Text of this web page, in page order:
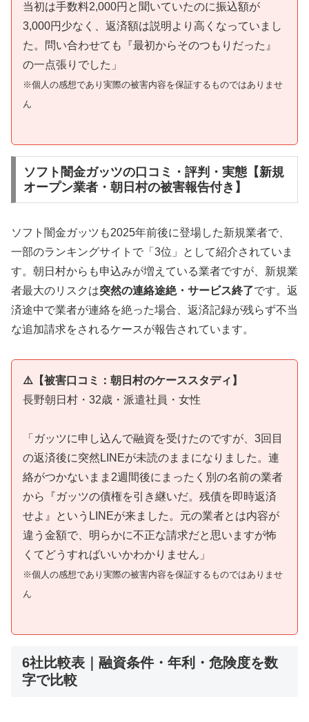
当初は手数料2,000円と聞いていたのに振込額が
3,000円少なく、返済額は説明より高くなっていまし
た。問い合わせても『最初からそのつもりだった』
の一点張りでした」
※個人の感想であり実際の被害内容を保証するものではありませ
ん
ソフト闇金ガッツの口コミ・評判・実態【新規
オープン業者・朝日村の被害報告付き】
ソフト闇金ガッツも2025年前後に登場した新規業者で、
一部のランキングサイトで「3位」として紹介されていま
す。朝日村からも申込みが増えている業者ですが、新規業
者最大のリスクは突然の連絡途絶・サービス終了です。返
済途中で業者が連絡を絶った場合、返済記録が残らず不当
な追加請求をされるケースが報告されています。
⚠️【被害口コミ：朝日村のケーススタディ】
長野朝日村・32歳・派遣社員・女性
「ガッツに申し込んで融資を受けたのですが、3回目
の返済後に突然LINEが未読のままになりました。連
絡がつかないまま2週間後にまったく別の名前の業者
から『ガッツの債権を引き継いだ。残債を即時返済
せよ』というLINEが来ました。元の業者とは内容が
違う金額で、明らかに不正な請求だと思いますが怖
くてどうすればいいかわかりません」
※個人の感想であり実際の被害内容を保証するものではありませ
ん
6社比較表｜融資条件・年利・危険度を数
字で比較